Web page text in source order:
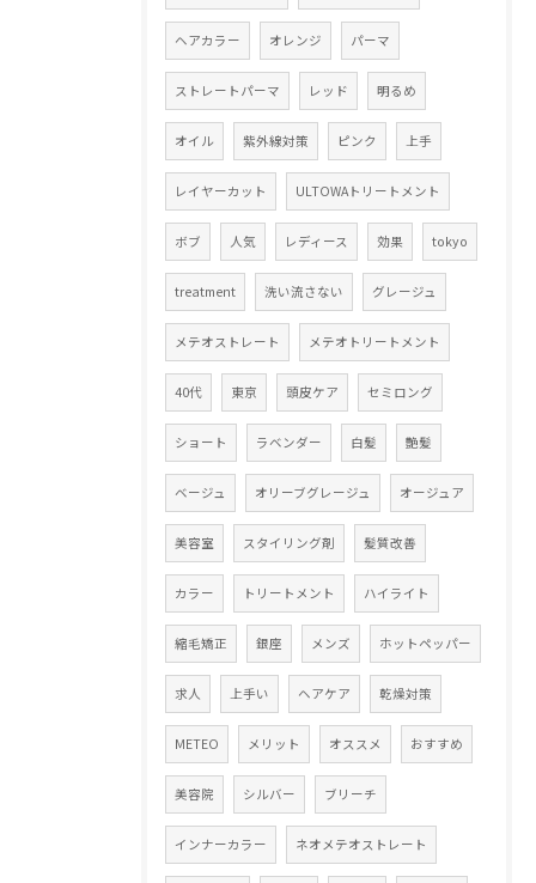
ヘアカラー オレンジ パーマ
ストレートパーマ レッド 明るめ
オイル 紫外線対策 ピンク 上手
レイヤーカット ULTOWAトリートメント
ボブ 人気 レディース 効果 tokyo
treatment 洗い流さない グレージュ
メテオストレート メテオトリートメント
40代 東京 頭皮ケア セミロング
ショート ラベンダー 白髪 艶髪
ベージュ オリーブグレージュ オージュア
美容室 スタイリング剤 髪質改善
カラー トリートメント ハイライト
縮毛矯正 銀座 メンズ ホットペッパー
求人 上手い ヘアケア 乾燥対策
METEO メリット オススメ おすすめ
美容院 シルバー ブリーチ
インナーカラー ネオメテオストレート